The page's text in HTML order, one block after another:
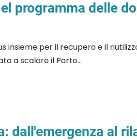
programma delle
insieme per il recupero e il
a scalare il Porto...
dall'emergenza al